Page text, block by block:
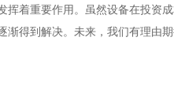
着重要作用。虽然设备在投资成
渐得到解决。未来，我们有理由